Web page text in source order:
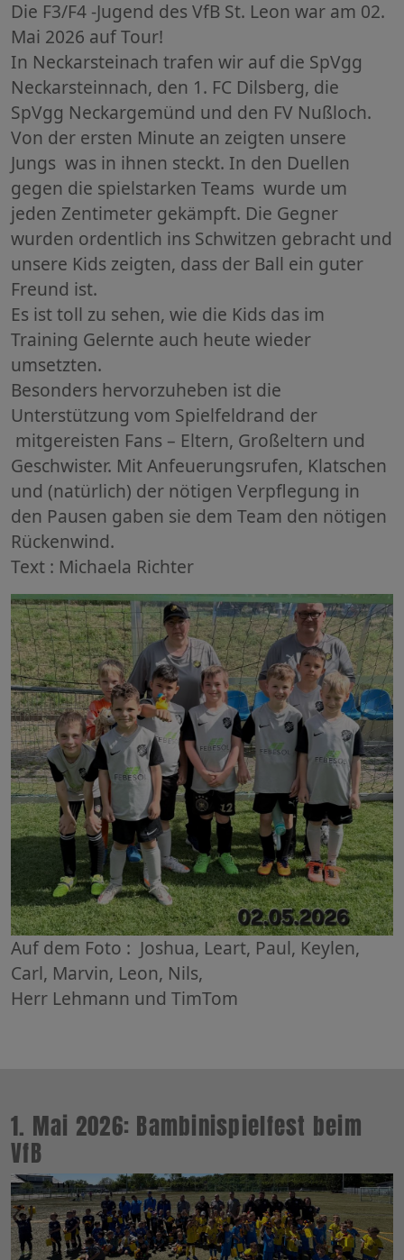
Die F3/F4 -Jugend des VfB St. Leon war am 02.
Mai 2026 auf Tour!
In Neckarsteinach trafen wir auf die SpVgg
Neckarsteinnach, den 1. FC Dilsberg, die
SpVgg Neckargemünd und den FV Nußloch.
Von der ersten Minute an zeigten unsere
Jungs was in ihnen steckt. In den Duellen
gegen die spielstarken Teams wurde um
jeden Zentimeter gekämpft. Die Gegner
wurden ordentlich ins Schwitzen gebracht und
unsere Kids zeigten, dass der Ball ein guter
Freund ist.
Es ist toll zu sehen, wie die Kids das im
Training Gelernte auch heute wieder
umsetzten.
Besonders hervorzuheben ist die
Unterstützung vom Spielfeldrand der
mitgereisten Fans – Eltern, Großeltern und
Geschwister. Mit Anfeuerungsrufen, Klatschen
und (natürlich) der nötigen Verpflegung in
den Pausen gaben sie dem Team den nötigen
Rückenwind.
Text : Michaela Richter
Auf dem Foto : Joshua, Leart, Paul, Keylen,
Carl, Marvin, Leon, Nils,
Herr Lehmann und TimTom
1. Mai 2026: Bambinispielfest beim
VfB